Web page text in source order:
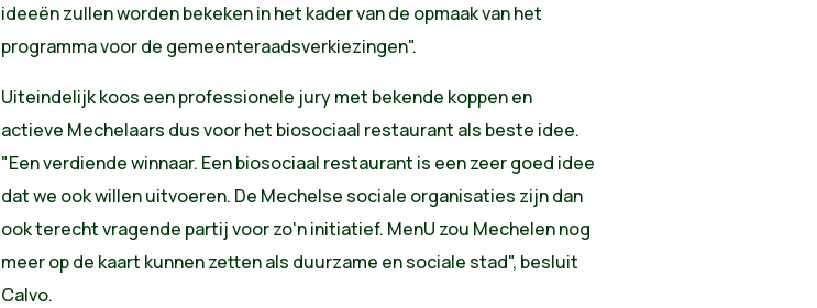
ideeën zullen worden bekeken in het kader van de opmaak van het
programma voor de gemeenteraadsverkiezingen".
Uiteindelijk koos een professionele jury met bekende koppen en
actieve Mechelaars dus voor het biosociaal restaurant als beste idee.
"Een verdiende winnaar. Een biosociaal restaurant is een zeer goed idee
dat we ook willen uitvoeren. De Mechelse sociale organisaties zijn dan
ook terecht vragende partij voor zo'n initiatief. MenU zou Mechelen nog
meer op de kaart kunnen zetten als duurzame en sociale stad", besluit
Calvo.